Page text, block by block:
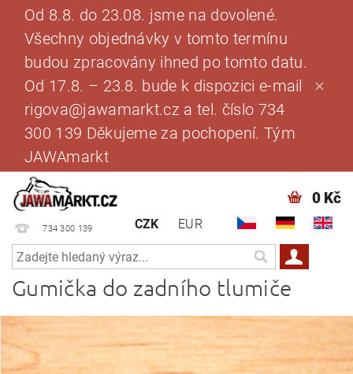
Od 8.8. do 23.08. jsme na dovolené.
Všechny objednávky v tomto termínu
budou zpracovány ihned po tomto datu.
Od 17.8. – 23.8. bude k dispozici e-mail
rigova@jawamarkt.cz a tel. číslo 734
300 139 Děkujeme za pochopení. Tým
JAWAmarkt
734 300 139 CZK EUR
0 Kč
Gumička do zadního tlumiče